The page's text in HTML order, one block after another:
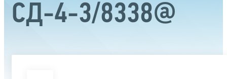
СД-4-3/8338@